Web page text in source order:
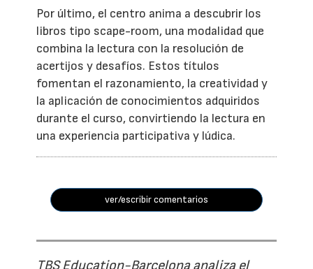
Por último, el centro anima a descubrir los
libros tipo scape-room, una modalidad que
combina la lectura con la resolución de
acertijos y desafíos. Estos títulos
fomentan el razonamiento, la creatividad y
la aplicación de conocimientos adquiridos
durante el curso, convirtiendo la lectura en
una experiencia participativa y lúdica.
ver/escribir comentarios
TBS Education-Barcelona analiza el